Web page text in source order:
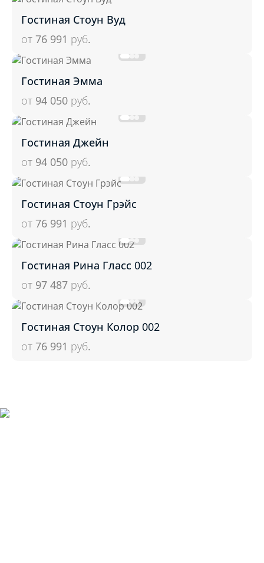
Гостиная Стоун Вуд
от 76 991 руб.
Гостиная Эмма
от 94 050 руб.
Гостиная Джейн
от 94 050 руб.
Гостиная Стоун Грэйс
от 76 991 руб.
Гостиная Рина Гласс 002
от 97 487 руб.
Гостиная Стоун Колор 002
от 76 991 руб.